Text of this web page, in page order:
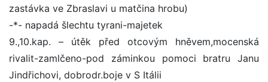
zastávka ve Zbraslavi u matčina hrobu)
-*- napadá šlechtu tyrani-majetek
9.,10.kap. – útěk před otcovým hněvem,mocenská
rivalit-zamlčeno-pod záminkou pomoci bratru Janu
Jindřichovi, dobrodr.boje v S Itálii